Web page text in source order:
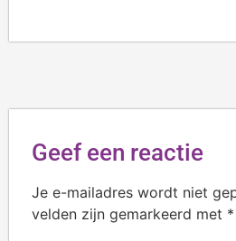
Geef een reactie
Je e-mailadres wordt niet
velden zijn gemarkeerd met *